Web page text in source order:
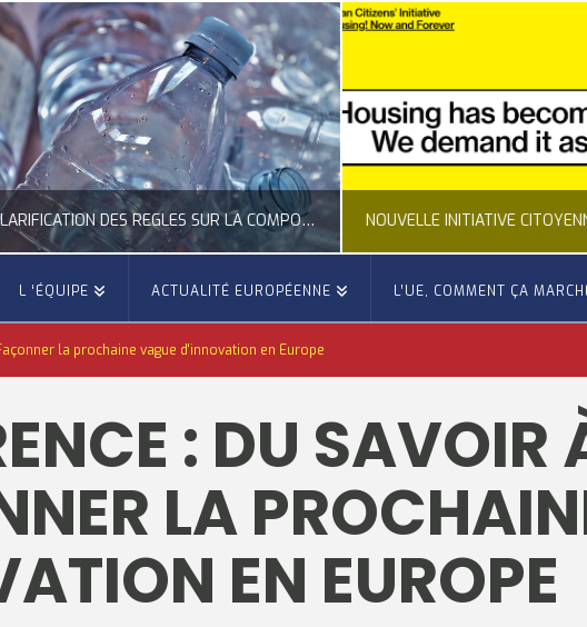
CLARIFICATION DES RÈGLES SUR LA COMPOSITION DES BOUTEILLES PLASTIQUES
ACTUALITÉ DE L'UNION EUROPÉENNE, ACTUALITÉ DE LA REPRÉSENTATION D’OCCITANIE EUROPE, ECONOMIE CIRCULAIRE, ÉNERGIE - ENVIRONNEMENT - CLIMAT
JUILLET 24, 2026
ACTUALITÉ DE L'UNION EUROPÉENNE, ACTUALITÉ DE LA REPRÉSENTATION D’OCCITANIE
JUILLET 24,
L ‘ÉQUIPE ACTUALITÉ EUROPÉENNE L’UE, COMMENT ÇA
la prochaine vague d'innovation en Europe
: DU
LA
EN EUROPE